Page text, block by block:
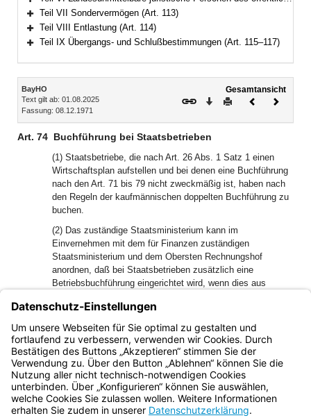
Bereich erweitern
Bereich erweitern
Teil VII Sondervermögen (Art. 113)
Bereich erweitern
Teil VIII Entlastung (Art. 114)
Teil IX Übergangs- und Schlußbestimmungen (Art. 115–117)
Inhalt
BayHO
Text gilt ab: 01.08.2025
Fassung: 08.12.1971
Gesamtansicht
Download
DruckenVorheriges
Art. 74 Buchführung bei Staatsbetrieben
(1) Staatsbetriebe, die nach Art. 26 Abs. 1 Satz 1 einen
Wirtschaftsplan aufstellen und bei denen eine Buchführung
nach den Art. 71 bis 79 nicht zweckmäßig ist, haben nach
den Regeln der kaufmännischen doppelten Buchführung zu
buchen.
(2) Das zuständige Staatsministerium kann im
Einvernehmen mit dem für Finanzen zuständigen
Staatsministerium und dem Obersten Rechnungshof
anordnen, daß bei Staatsbetrieben zusätzlich eine
Betriebsbuchführung eingerichtet wird, wenn dies aus
Geschäftsjahr ist das Haushaltsjahr.
das zuständige Staatsministerium im Einvernehmen mit
dem für Finanzen zuständigen Staatsministerium zulassen.
Bayern.de
BayernPortal